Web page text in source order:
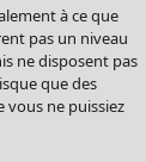
à ce que
pas un niveau
ne disposent pas
que des
vous ne puissiez